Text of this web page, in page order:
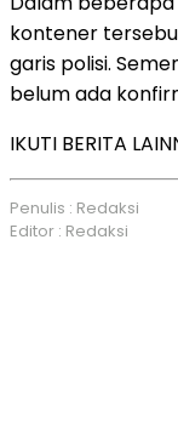
kontener
garis polisi.
belum ada
IKUTI BERITA
Penulis : Redaksi
Editor : Redaksi